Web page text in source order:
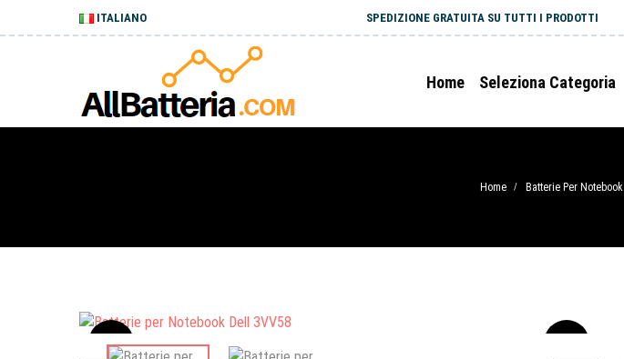
ITALIANO SPEDIZIONE GRATUITA SU TUTTI I PRODOTTI
Home Seleziona Categoria
Home / Batterie Per Notebook
Sale